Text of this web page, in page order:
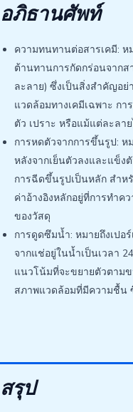
อภิธานศัพท์
ความทนทานต่อสารเคมี: ห
ต้านทานการกัดกร่อนจาก
ละลาย) ซึ่งเป็นสิ่งสำคัญอ
แวดล้อมทางเคมีเฉพาะ ก
ตัว เปราะ หรือแม้แต่ละลา
การหดตัวจากการขึ้นรูป:
หลังจากเย็นตัวลงและแข็
การฉีดขึ้นรูปเป็นหลัก สำห
ค่าอ้างอิงหลักอยู่ที่การทำค
ของวัสดุ
การดูดซึมน้ำ: หมายถึงเปอ
จากแช่อยู่ในน้ำเป็นเวลา
แนวโน้มที่จะขยายตัวตาม
สภาพแวดล้อมที่มีความชื้น
สรุป